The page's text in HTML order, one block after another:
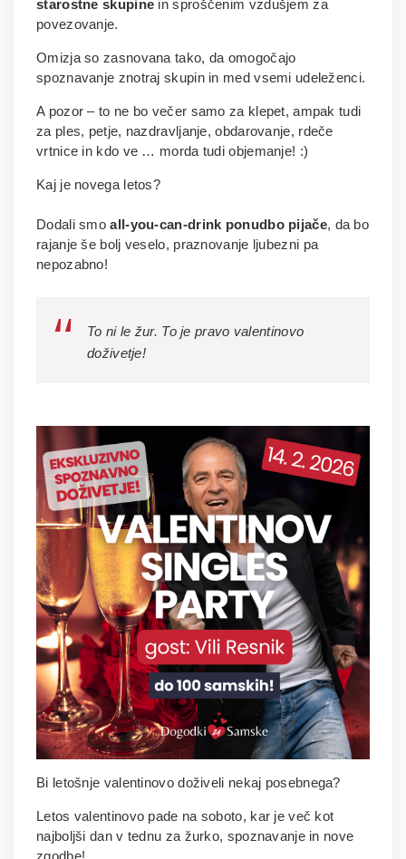
starostne skupine in sproščenim vzdušjem za
povezovanje.
Omizja so zasnovana tako, da omogočajo
spoznavanje znotraj skupin in med vsemi udeleženci.
A pozor – to ne bo večer samo za klepet, ampak tudi
za ples, petje, nazdravljanje, obdarovanje, rdeče
vrtnice in kdo ve … morda tudi objemanje! :)
Kaj je novega letos?
Dodali smoall-you-can-drink ponudbo pijače, da bo
rajanje še bolj veselo, praznovanje ljubezni pa
nepozabno!
To ni le žur. To je pravo valentinovo
doživetje!
Bi letošnje valentinovo doživeli nekaj posebnega?
Letos valentinovo pade na soboto, kar je več kot
najboljši dan v tednu za žurko, spoznavanje in nove
zgodbe!